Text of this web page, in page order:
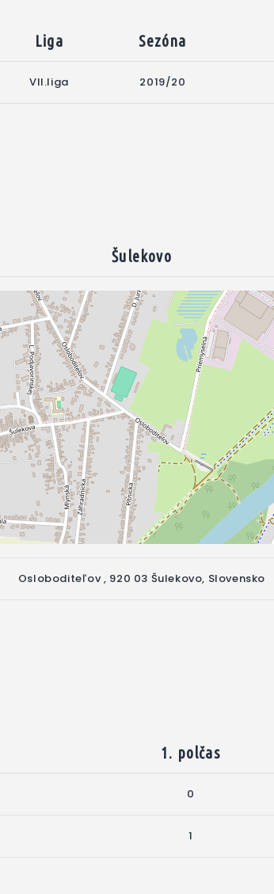
Liga Sezóna
VII.liga 2019/20
Šulekovo
Osloboditeľov , 920 03 Šulekovo, Slovensko
1. polčas
0
1